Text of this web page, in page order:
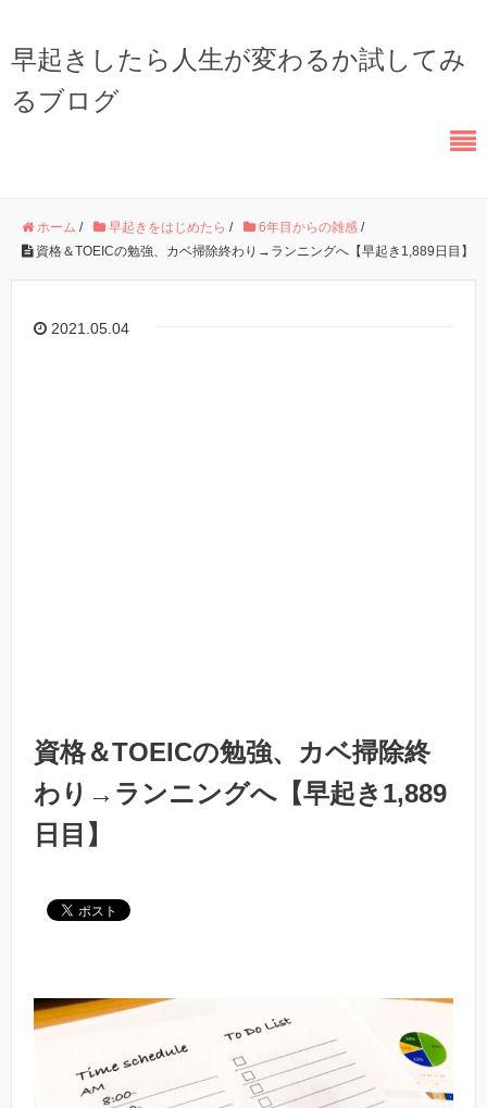
早起きしたら人生が変わるか試してみ
るブログ
ホーム / 早起きをはじめたら / 6年目からの雑感 /
資格＆TOEICの勉強、カベ掃除終わり→ランニングへ【早起き1,889日目】
2021.05.04
資格＆TOEICの勉強、カベ掃除終
わり→ランニングへ【早起き1,889
日目】